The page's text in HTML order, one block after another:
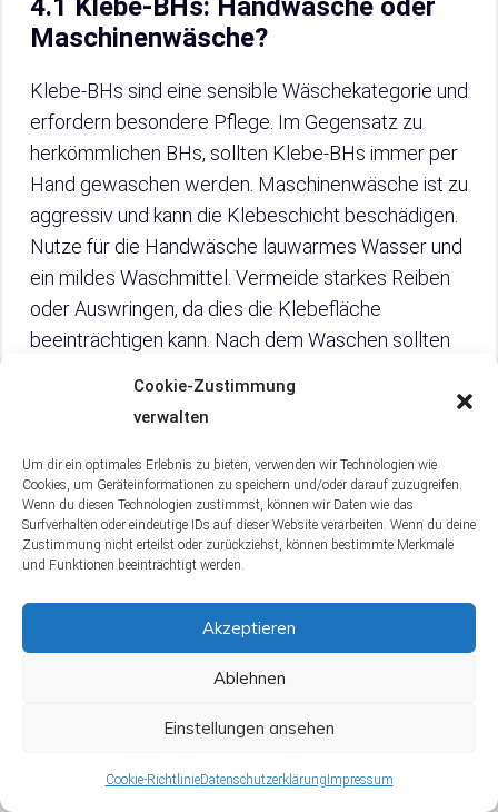
Cookie-Zustimmung
verwalten
Um dir ein optimales Erlebnis zu bieten, verwenden wir Technologien wie
Cookies, um Geräteinformationen zu speichern und/oder darauf zuzugreifen.
Wenn du diesen Technologien zustimmst, können wir Daten wie das
Surfverhalten oder eindeutige IDs auf dieser Website verarbeiten. Wenn du deine
Zustimmung nicht erteilst oder zurückziehst, können bestimmte Merkmale
und Funktionen beeinträchtigt werden.
Akzeptieren
Ablehnen
Einstellungen ansehen
Cookie-RichtlinieDatenschutzerklärung Impressum
4.1 Klebe-BHs: Handwäsche oder
Maschinenwäsche?
Klebe-BHs sind eine sensible Wäschekategorie und
erfordern besondere Pflege. Im Gegensatz zu
herkömmlichen BHs, sollten Klebe-BHs immer per
Hand gewaschen werden. Maschinenwäsche ist zu
aggressiv und kann die Klebeschicht beschädigen.
Nutze für die Handwäsche lauwarmes Wasser und
ein mildes Waschmittel. Vermeide starkes Reiben
oder Auswringen, da dies die Klebefläche
beeinträchtigen kann. Nach dem Waschen sollten
Klebeseite nach oben zeigt. Bewahre sie nach dem
Staub und Schmutz zu schützen.
Vorteile von Handwäsche für Klebe-BHs:
Längere Haltbarkeit des Klebe-BHs
Nachteile von Maschinenwäsche für Klebe-